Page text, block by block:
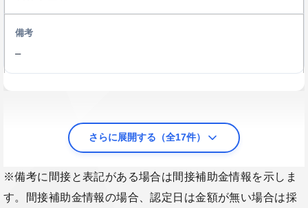
–
さらに展開する（全17件）
※備考に間接と表記がある場合は間接補助金情報を示しま
す。間接補助金情報の場合、認定日は金額が無い場合は採